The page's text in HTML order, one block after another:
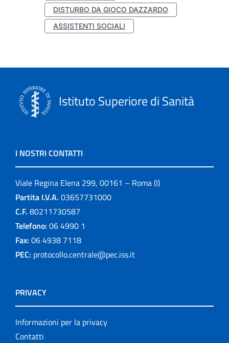
DISTURBO DA GIOCO DAZZARDO
ASSISTENTI SOCIALI
Istituto Superiore di Sanità
I NOSTRI CONTATTI
Viale Regina Elena 299, 00161 – Roma (I)
Partita I.V.A. 03657731000
C.F. 80211730587
Telefono: 06 4990 1
Fax: 06 4938 7118
PEC: protocollo.centrale@pec.iss.it
PRIVACY
Informazioni per la privacy
Contatti